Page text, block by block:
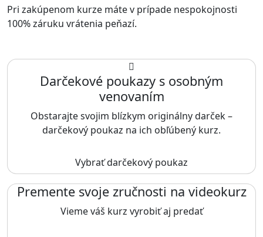
Pri zakúpenom kurze máte v prípade nespokojnosti
100% záruku vrátenia peňazí.
Darčekové poukazy s osobným
venovaním
Obstarajte svojim blízkym originálny darček –
darčekový poukaz na ich obľúbený kurz.
Vybrať darčekový poukaz
Premente svoje zručnosti na videokurz
Vieme váš kurz vyrobiť aj predať